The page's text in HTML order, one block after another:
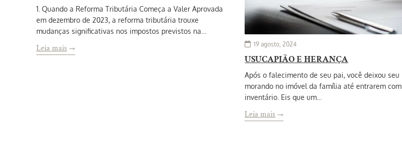
1. Quando a Reforma Tributária Começa a Valer Aprovada
em dezembro de 2023, a reforma tributária trouxe
mudanças significativas nos impostos previstos na…
Leia mais → 19 agosto, 2024
USUCAPIÃO E HERANÇA
Após o falecimento de seu pai, você deixou seu
morando no imóvel da família até entrarem
inventário. Eis que um…
Leia mais→